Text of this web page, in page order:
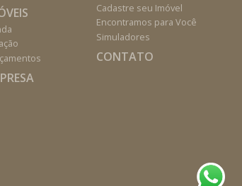
Cadastre seu Imóvel
Encontramos para Você
Simuladores
CONTATO